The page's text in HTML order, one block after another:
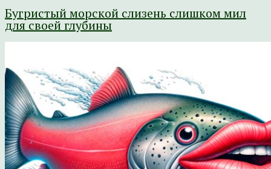
Бугристый морской слизень слишком мил
для своей глубины